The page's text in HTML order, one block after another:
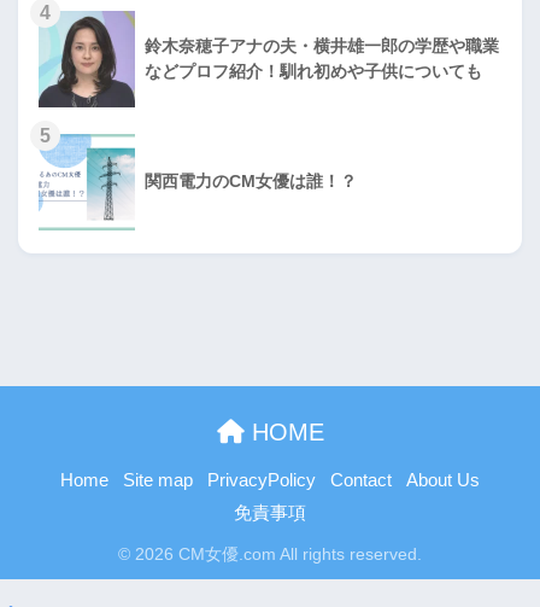
4
鈴木奈穂子アナの夫・横井雄一郎の学歴や職業
などプロフ紹介！馴れ初めや子供についても
5
関西電力のCM女優は誰！？
HOME
Home Site map PrivacyPolicy Contact
About Us
免責事項
© 2026 CM女優.com All rights reserved.